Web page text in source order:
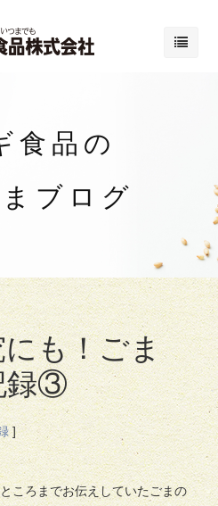
食品の
ブログ
も！ごま
録③
]
ころまでお伝えしていたごまの